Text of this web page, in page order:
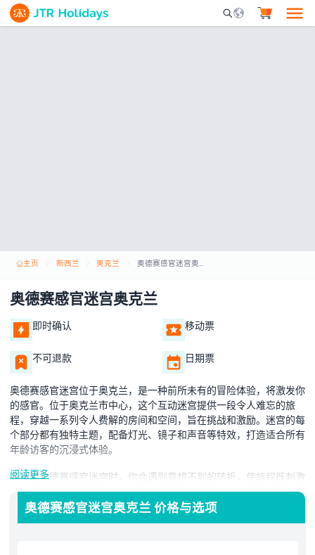
Mobile Search
主页 新西兰 奥克兰 奥德赛感官迷宫奥克兰
奥德赛感官迷宫奥克兰
即时确认 移动票
不可退款 日期票
奥德赛感官迷宫位于奥克兰，是一种前所未有的冒险体验，将激发你
的感官。位于奥克兰市中心，这个互动迷宫提供一段令人难忘的旅
程，穿越一系列令人费解的房间和空间，旨在挑战和激励。迷宫的每
个部分都有独特主题，配备灯光、镜子和声音等特效，打造适合所有
年龄访客的沉浸式体验。
在穿越奥德赛感官迷宫时，你会遇到意想不到的转折，使旅程既刺激
又有趣。迷宫设计旨在唤醒你的想象力，为家庭、朋友或任何寻求奥
克兰独特体验的人提供丰富的活动。不论是躲避障碍还是沉浸于鲜艳
的视觉效果中，奥德赛感官迷宫的每一刻都充满了兴奋。
阅读更多
奥德赛感官迷宫奥克兰 价格与选项